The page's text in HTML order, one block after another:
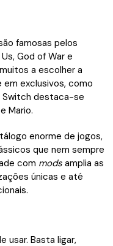
famosas pelos
God of War e
a escolher a
exclusivos, como
Switch destaca-se
Mario.
enorme de jogos,
que nem sempre
com mods amplia as
únicas e até
usar. Basta ligar,